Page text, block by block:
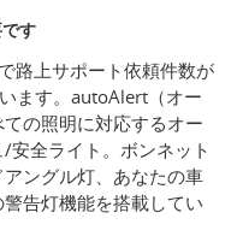
す
路上サポート依頼件数が
ます。autoAlert（オー
の照明に対応するオー
安全ライト。ボンネット
ングル灯、あなたの車
告灯機能を搭載してい